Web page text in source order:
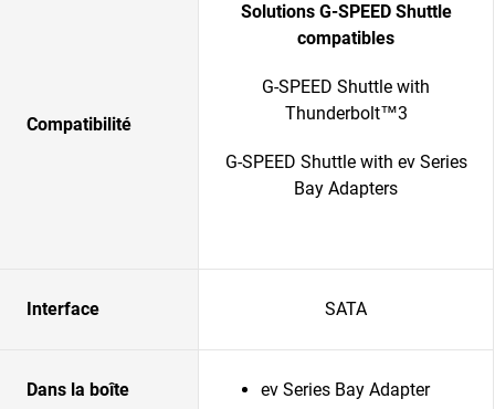
Compatibilité
Solutions G-SPEED Shuttle
compatibles
G-SPEED Shuttle with
Thunderbolt™3
G-SPEED Shuttle with ev Series
Bay Adapters
Interface SATA
Dans la boîte ev Series Bay Adapter